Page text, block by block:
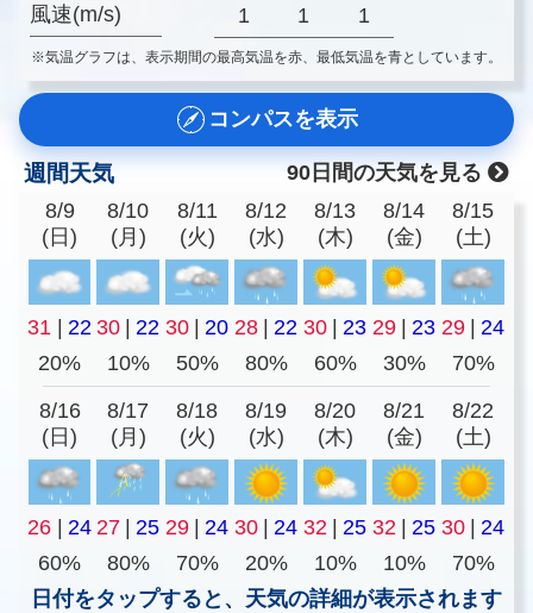
風速(m/s) 1 1 1
※気温グラフは、表示期間の最高気温を赤、最低気温を青としています。
コンパスを表示
週間天気
90日間の天気を見る
8/9
(日)
8/10
(月)
8/11
(火)
8/12
(水)
8/13
(木)
8/14
(金)
8/15
(土)
31 | 22 30 | 22 30 | 20 28 | 22 30 | 23 29 | 23 29 | 24
20%
10% 50% 80% 60% 30% 70%
8/16
(日)
8/17
(月)
8/18
(火)
8/19
(水)
8/20
(木)
8/21
(金)
8/22
(土)
26 | 24 27 | 25 29 | 24 30 | 24 32 | 25 32 | 25 30 | 24
60%
80% 70% 20% 10% 10%
70%
日付をタップすると、天気の詳細が表示されます